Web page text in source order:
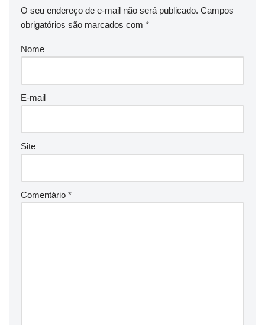
O seu endereço de e-mail não será publicado. Campos
obrigatórios são marcados com *
Nome
E-mail
Site
Comentário *